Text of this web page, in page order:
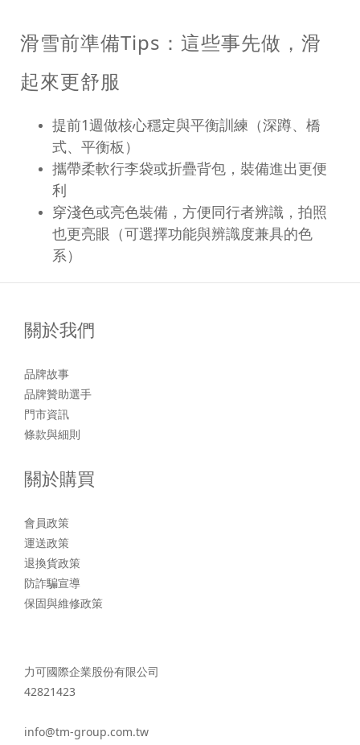
滑雪前準備Tips ：這些事先做，滑
起來更舒服
提前1週做核心穩定與平衡訓練（深蹲、橋
式、平衡板）
攜帶柔軟行李袋或折疊背包，裝備進出更便
利
穿淺色或亮色裝備，方便同行者辨識，拍照
也更亮眼（可選擇功能與辨識度兼具的色
系）
關於我們
品牌故事
品牌贊助選手
門市資訊
條款與細則
關於購買
會員政策
運送政策
退換貨政策
防詐騙宣導
保固與維修政策
力可國際企業股份有限公司
42821423
info@tm-group.com.tw